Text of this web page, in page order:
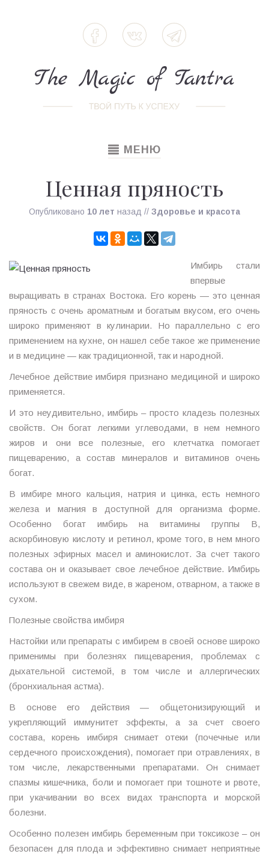
TOGGLE
МЕНЮ
Ценная пряность
Опубликовано 10 лет назад // Здоровье и красота
Имбирь стали
впервые
выращивать в странах Востока. Его корень — это ценная
пряность с очень ароматным и богатым вкусом, его очень
широко применяют в кулинарии. Но параллельно с его
применением на кухне, он нашел себе такое же применение
и в медицине — как традиционной, так и народной.
Лечебное действие имбиря признано медициной и широко
применяется.
И это неудивительно, имбирь – просто кладезь полезных
свойств. Он богат легкими углеводами, в нем немного
жиров и они все полезные, его клетчатка помогает
пищеварению, а состав минералов и витаминов очень
богат.
В имбире много кальция, натрия и цинка, есть немного
железа и магния в доступной для организма форме.
Особенно богат имбирь на витамины группы В,
аскорбиновую кислоту и ретинол, кроме того, в нем много
полезных эфирных масел и аминокислот. За счет такого
состава он и оказывает свое лечебное действие. Имбирь
используют в свежем виде, в жареном, отварном, а также в
сухом.
Полезные свойства имбиря
Настойки или препараты с имбирем в своей основе широко
применимы при болезнях пищеварения, проблемах с
дыхательной системой, в том числе и аллергических
(бронхиальная астма).
В основе его действия — общетонизирующий и
укрепляющий иммунитет эффекты, а за счет своего
состава, корень имбиря снимает отеки (почечные или
сердечного происхождения), помогает при отравлениях, в
том числе, лекарственными препаратами. Он снимает
спазмы кишечника, боли и помогает при тошноте и рвоте,
при укачивании во всех видах транспорта и морской
болезни.
Особенно полезен имбирь беременным при токсикозе – он
безопасен для плода и эффективно снимает неприятные